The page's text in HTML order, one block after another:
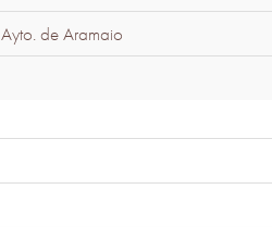
Ayto. de Aramaio